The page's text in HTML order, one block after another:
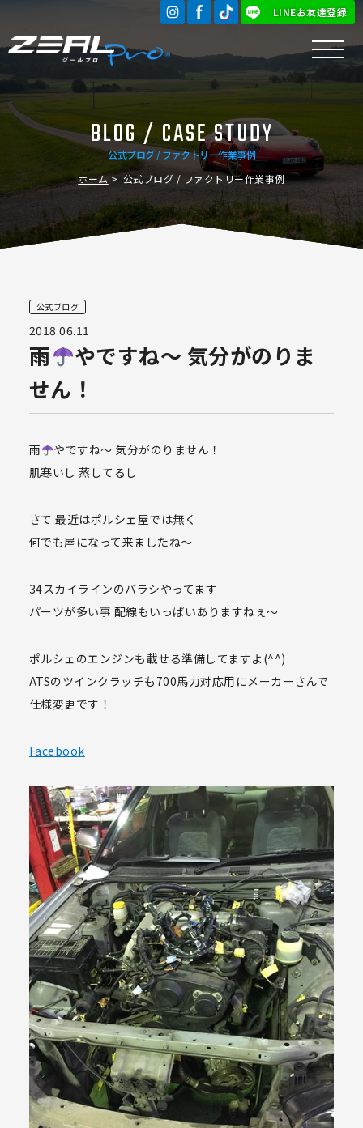
LINEお友達登録
公式ブログ / ファクトリー作業事例
BLOG / CASE STUDY
ホーム 公式ブログ / ファクトリー作業事例
公式ブログ
2018.06.11
雨
やですね〜 気分がのりま
せん！
雨
やですね〜 気分がのりません！
肌寒いし 蒸してるし
さて 最近はポルシェ屋では無く
何でも屋になって来ましたね〜
34スカイラインのバラシやってます
パーツが多い事 配線もいっぱいありますねぇ〜
ポルシェのエンジンも載せる準備してますよ(^^)
ATSのツインクラッチも700馬力対応用にメーカーさんで
仕様変更です！
Facebook